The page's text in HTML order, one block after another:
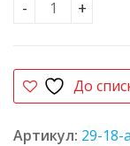
Кроссовки 29-
До
Артикул: 29-18-a